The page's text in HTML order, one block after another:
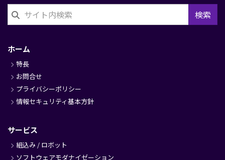
検索
ッ
タ
ー
ホーム
特長
お問合せ
プライバシーポリシー
情報セキュリティ基本方針
サービス
組込み / ロボット
ソフトウェアモダナイゼーション